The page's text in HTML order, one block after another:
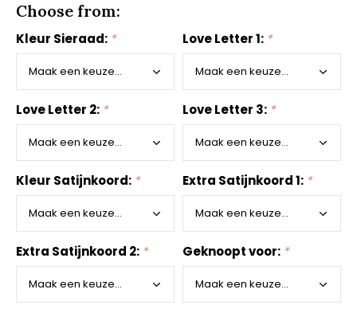
Choose from:
Kleur Sieraad: * Love Letter 1: *
Love Letter 2: * Love Letter 3: *
Kleur Satijnkoord: * Extra Satijnkoord 1: *
Extra Satijnkoord 2: * Geknoopt voor: *